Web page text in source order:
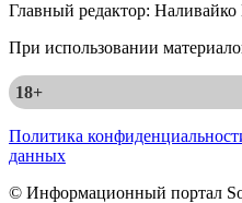
Главный редактор:
При использовании
18+
Политика
данных
© Информационный портал